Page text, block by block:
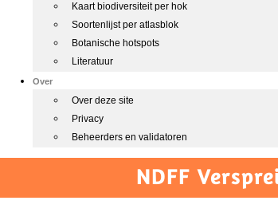
Kaart biodiversiteit per hok
Soortenlijst per atlasblok
Botanische hotspots
Literatuur
Over
Over deze site
Privacy
Beheerders en validatoren
NDFF